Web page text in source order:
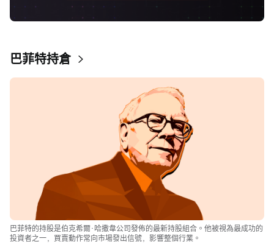
巴菲特持倉
巴菲特的持股是伯克希爾·哈撒韋公司發佈的最新持股組合。他被視為最成功的
投資者之一，買賣動作常向市場發出信號，影響整個行業。